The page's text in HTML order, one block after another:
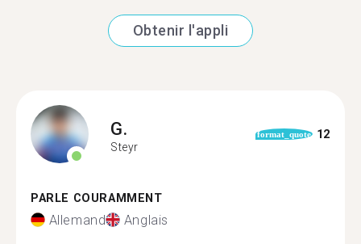
Obtenir l'appli
G.
Steyr
format_quote 12
PARLE COURAMMENT
Allemand Anglais